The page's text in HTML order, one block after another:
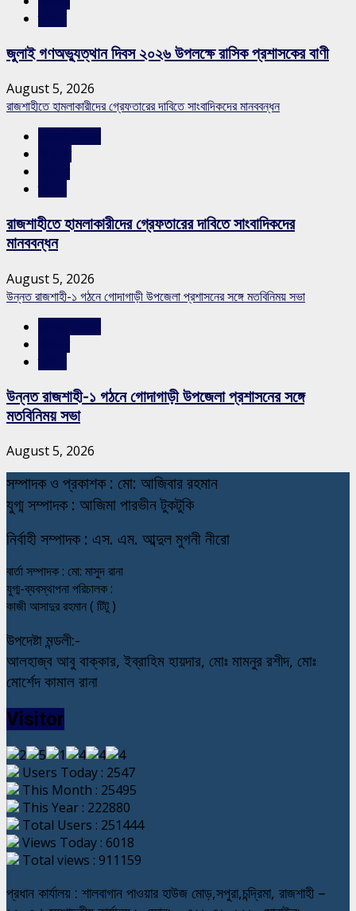
জুলাই গণঅভ্যুত্থান দিবস ২০২৬ উপলক্ষে রাসিক প্রশাসকের বাণী
August 5, 2026
রাজশাহীতে হামলাকারীদের গ্রেফতারের দাবিতে সাংবাদিকদের মানববন্ধন
রাজশাহীতে হামলাকারীদের গ্রেফতারের দাবিতে সাংবাদিকদের
মানববন্ধন
August 5, 2026
উন্নত রাজশাহী-১ গঠনে গোদাগাড়ী উপজেলা প্রশাসনের সঙ্গে মতবিনিময় সভা
উন্নত রাজশাহী-১ গঠনে গোদাগাড়ী উপজেলা প্রশাসনের সঙ্গে
মতবিনিময় সভা
August 5, 2026
সম্পাদক ও প্রকাশক : মো: আজিবার রহমান
যুগ্ম সম্পাদক : আজিমা পারভীন টুকটুকি
নির্বাহী সম্পাদক : এস. এম. আব্দুল মুগনী নীরো
বার্তা সম্পাদক : মো: মাসুদ রানা
যুগ্ম-ব্যবস্থাপনা পরিচালক :
কাজী আসাদুর রহমান ( টিটু )
উপদেষ্টা মন্ডলী:-
আলহাজ্ব আবু বাক্কার, ইব্রাহিম হায়দার, মোঃ মামনুর রশীদ, মোঃ
মোর্শেদ কামাল রানা
Visitor
Users Today : 2547
This Month : 25495
This Year : 222880
Total Users : 251444
Views Today : 6018
Total views : 911159
প্রধান কার্যালয় : শালবাগান পাওয়ার হাউজ মোড়,সপুরা,চন্দ্রিমা, রাজশাহী –